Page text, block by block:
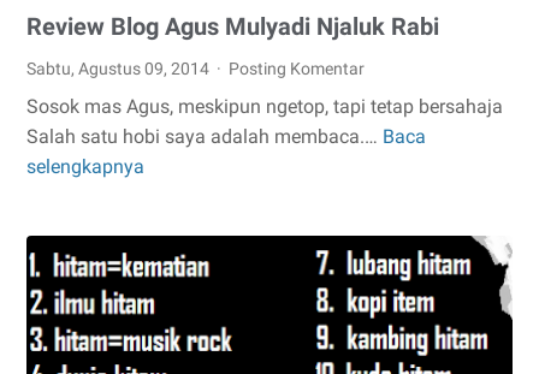
Review Blog Agus Mulyadi Njaluk Rabi
Sabtu, Agustus 09, 2014 Posting Komentar
Sosok mas Agus, meskipun ngetop, tapi tetap bersahaja
Salah satu hobi saya adalah membaca.… Baca
selengkapnya
Review
Njaluk